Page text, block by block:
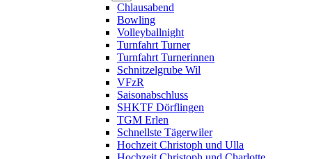
Chlausabend
Bowling
Volleyballnight
Turnfahrt Turner
Turnfahrt Turnerinnen
Schnitzelgrube Wil
VFzR
Saisonabschluss
SHKTF Dörflingen
TGM Erlen
Schnellste Tägerwiler
Hochzeit Christoph und Ulla